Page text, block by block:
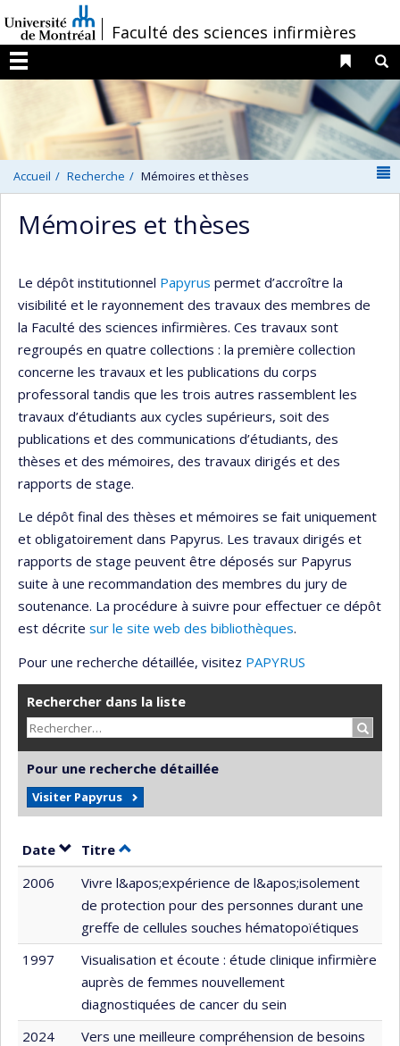
au
contenu
/Faculté des sciences infirmières
Menu
Liens
Accueil Recherche Mémoires et thèses
Mémoires et thèses
Le dépôt institutionnel Papyrus permet d’accroître la
visibilité et le rayonnement des travaux des membres de
la Faculté des sciences infirmières. Ces travaux sont
regroupés en quatre collections : la première collection
concerne les travaux et les publications du corps
professoral tandis que les trois autres rassemblent les
travaux d’étudiants aux cycles supérieurs, soit des
publications et des communications d’étudiants, des
thèses et des mémoires, des travaux dirigés et des
rapports de stage.
Le dépôt final des thèses et mémoires se fait uniquement
et obligatoirement dans Papyrus. Les travaux dirigés et
rapports de stage peuvent être déposés sur Papyrus
suite à une recommandation des membres du jury de
soutenance. La procédure à suivre pour effectuer ce dépôt
est décrite sur le site web des bibliothèques.
Pour une recherche détaillée, visitez PAPYRUS
Rechercher dans la liste
Pour une recherche détaillée
Visiter Papyrus
Date Trier par date en ordre décroissant
Titre Trier par titre en ordre décroissant
2006
Vivre l&apos;expérience de l&apos;isolement
de protection pour des personnes durant une
greffe de cellules souches hématopoïétiques
1997
Visualisation et écoute : étude clinique infirmière
auprès de femmes nouvellement
diagnostiquées de cancer du sein
2024
Vers une meilleure compréhension de besoins